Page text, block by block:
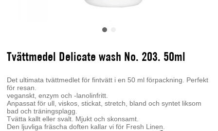
Tvättmedel Delicate wash No. 203. 50ml
Det ultimata tvättmedlet för fintvätt i en 50 ml förpackning. Perfekt
för resan.
veganskt, enzym och -lanolinfritt.
Anpassat för ull, viskos, stickat, stretch, bland och syntet liksom
bad och träningsplagg.
Tvätta kallt eller svalt. Mjukt och skonsamt.
Den ljuvliga fräscha doften kallar vi för Fresh Linen.